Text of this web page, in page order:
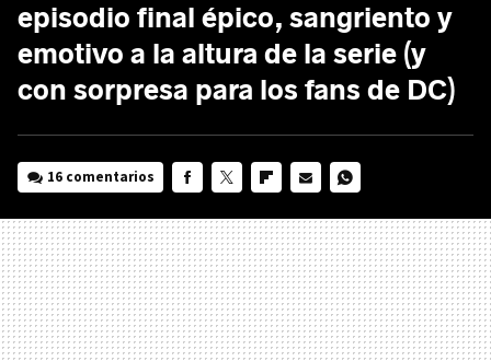
episodio final épico, sangriento y
emotivo a la altura de la serie (y
con sorpresa para los fans de DC)
16 comentarios
MAIL